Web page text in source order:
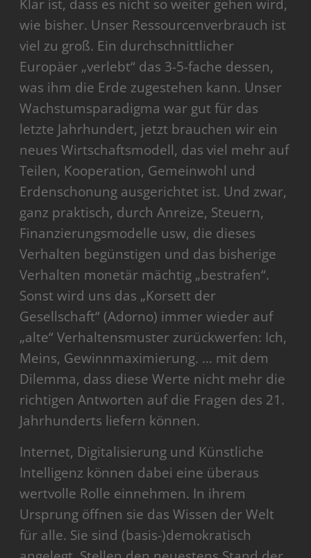
Klar ist, dass es nicht so weiter gehen wird,
wie bisher. Unser Ressourcenverbrauch ist
viel zu groß. Ein durchschnittlicher
Europäer „verlebt“ das 3-5-fache dessen,
was ihm die Erde zugestehen kann. Unser
Wachstumsparadigma war gut für das
letzte Jahrhundert, jetzt brauchen wir ein
neues Wirtschaftsmodell, das viel mehr auf
Teilen, Kooperation, Gemeinwohl und
Erdenschonung ausgerichtet ist. Und zwar,
ganz praktisch, durch Anreize, Steuern,
Finanzierungsmodelle usw, die dieses
Verhalten begünstigen und das bisherige
Verhalten monetär mächtig „bestrafen“.
Sonst wird uns das „Korsett der
Gesellschaft“ (Adorno) immer wieder auf
„alte“ Verhaltensmuster zurückwerfen: Ich,
Meins, Gewinnmaximierung. … mit dem
Dilemma, dass diese Werte nicht mehr die
richtigen Antworten auf die Fragen des 21.
Jahrhunderts liefern können.
Internet, Digitalisierung und Künstliche
Intelligenz können dabei eine überaus
wertvolle Rolle einnehmen. In ihrem
Ursprung öffnen sie das Wissen der Welt
für alle. Sie sind (basis-)demokratisch